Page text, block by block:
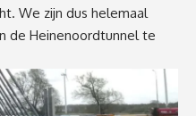
We zijn dus helemaal
de Heinenoordtunnel te